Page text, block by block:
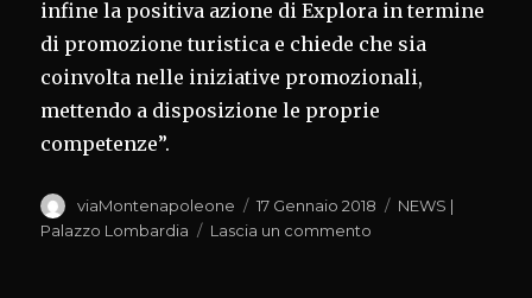
infine la positiva azione di Explora in termine
di promozione turistica e chiede che sia
coinvolta nelle iniziative promozionali,
mettendo a disposizione le proprie
competenze”.
Autore
viaMontenapoleone
Pubblicato
il
17 Gennaio 2018 Categorie
NEWS |
Palazzo Lombardia
Lascia un commento